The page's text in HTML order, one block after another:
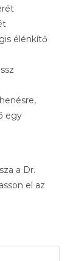
élénkítő
egy
a Dr.
el az